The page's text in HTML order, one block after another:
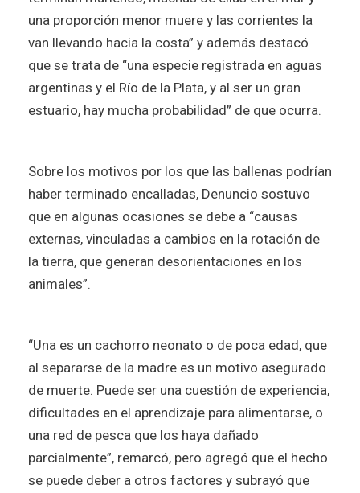
una proporción menor muere y las corrientes la
van llevando hacia la costa” y además destacó
que se trata de “una especie registrada en aguas
argentinas y el Río de la Plata, y al ser un gran
estuario, hay mucha probabilidad” de que ocurra.
Sobre los motivos por los que las ballenas podrían
haber terminado encalladas, Denuncio sostuvo
que en algunas ocasiones se debe a “causas
externas, vinculadas a cambios en la rotación de
la tierra, que generan desorientaciones en los
animales”.
“Una es un cachorro neonato o de poca edad, que
al separarse de la madre es un motivo asegurado
de muerte. Puede ser una cuestión de experiencia,
dificultades en el aprendizaje para alimentarse, o
una red de pesca que los haya dañado
parcialmente”, remarcó, pero agregó que el hecho
se puede deber a otros factores y subrayó que